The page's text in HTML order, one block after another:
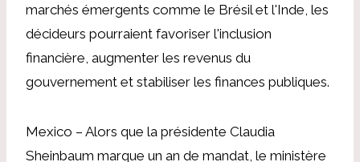
marchés émergents comme le Brésil et l'Inde, les
décideurs pourraient favoriser l'inclusion
financière, augmenter les revenus du
gouvernement et stabiliser les finances publiques.
Mexico – Alors que la présidente Claudia
Sheinbaum marque un an de mandat, le ministère